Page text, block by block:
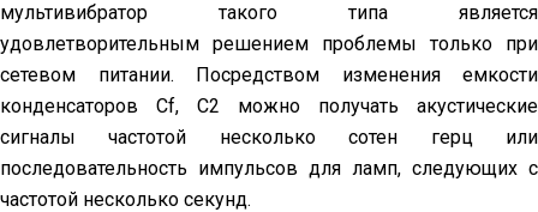
мультивибратор такого типа является
удовлетворительным решением проблемы только при
сетевом питании. Посредством изменения емкости
конденсаторов Cf, C2 можно получать акустические
сигналы частотой несколько со­тен герц или
последовательность импульсов для ламп, следую­щих с
частотой несколько секунд.